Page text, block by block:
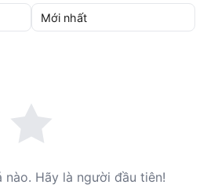
nào. Hãy là người đầu tiên!